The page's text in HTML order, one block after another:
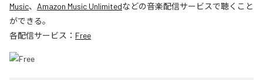
Music、 Amazon Music Unlimitedなどの音楽配信サービスで聴くこと
ができる。
各配信サービス： Free